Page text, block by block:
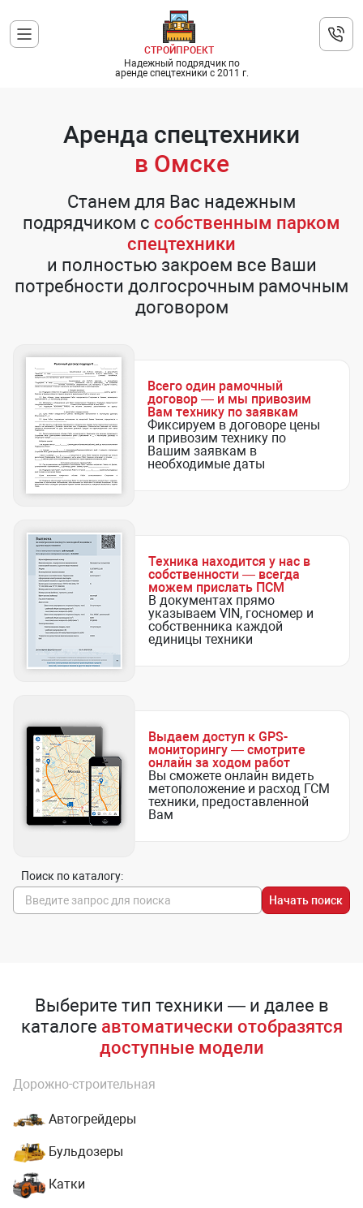
СТРОЙПРОЕКТ
Надежный подрядчик по
аренде спецтехники с 2011 г.
Аренда спецтехники
в Омске
Станем для Вас надежным
подрядчиком с собственным парком
спецтехники
и полностью закроем все Ваши
потребности долгосрочным рамочным
договором
Всего один рамочный
договор — и мы привозим
Вам технику по заявкам
Фиксируем в договоре цены
и привозим технику по
Вашим заявкам в
необходимые даты
Техника находится у нас в
собственности — всегда
можем прислать ПСМ
В документах прямо
указываем VIN, госномер и
собственника каждой
единицы техники
Выдаем доступ к GPS-
мониторингу — смотрите
онлайн за ходом работ
Вы сможете онлайн видеть
метоположение и расход ГСМ
техники, предоставленной
Вам
Поиск по каталогу:
Начать поиск
Выберите тип техники — и далее в
каталоге автоматически отобразятся
доступные модели
Дорожно-строительная
Автогрейдеры
Бульдозеры
Катки